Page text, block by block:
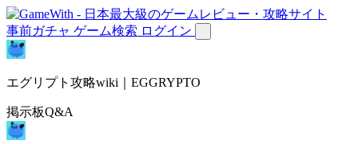
事前ガチャ ゲーム検索 ログイン
エグリプト攻略wiki｜EGGRYPTO
掲示板Q&A